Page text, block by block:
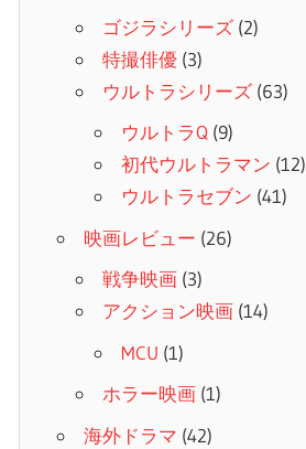
ゴジラシリーズ(2)
特撮俳優 (3)
ウルトラシリーズ(63)
ウルトラQ(9)
初代ウルトラマン (12)
ウルトラセブン (41)
映画レビュー (26)
戦争映画(3)
アクション映画(14)
MCU (1)
ホラー映画(1)
海外ドラマ (42)